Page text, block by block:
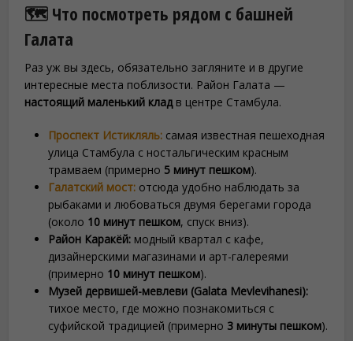
🗺️ Что посмотреть рядом с башней
Галата
Раз уж вы здесь, обязательно загляните и в другие
интересные места поблизости. Район Галата —
настоящий маленький кладв центре Стамбула.
Проспект Истикляль: самая известная пешеходная
улица Стамбула с ностальгическим красным
трамваем (примерно 5 минут пешком).
Галатский мост: отсюда удобно наблюдать за
рыбаками и любоваться двумя берегами города
(около 10 минут пешком, спуск вниз).
Район Каракёй: модный квартал с кафе,
дизайнерскими магазинами и арт-галереями
(примерно 10 минут пешком).
Музей дервишей-мевлеви (Galata Mevlevihanesi):
тихое место, где можно познакомиться с
суфийской традицией (примерно 3 минуты пешком).